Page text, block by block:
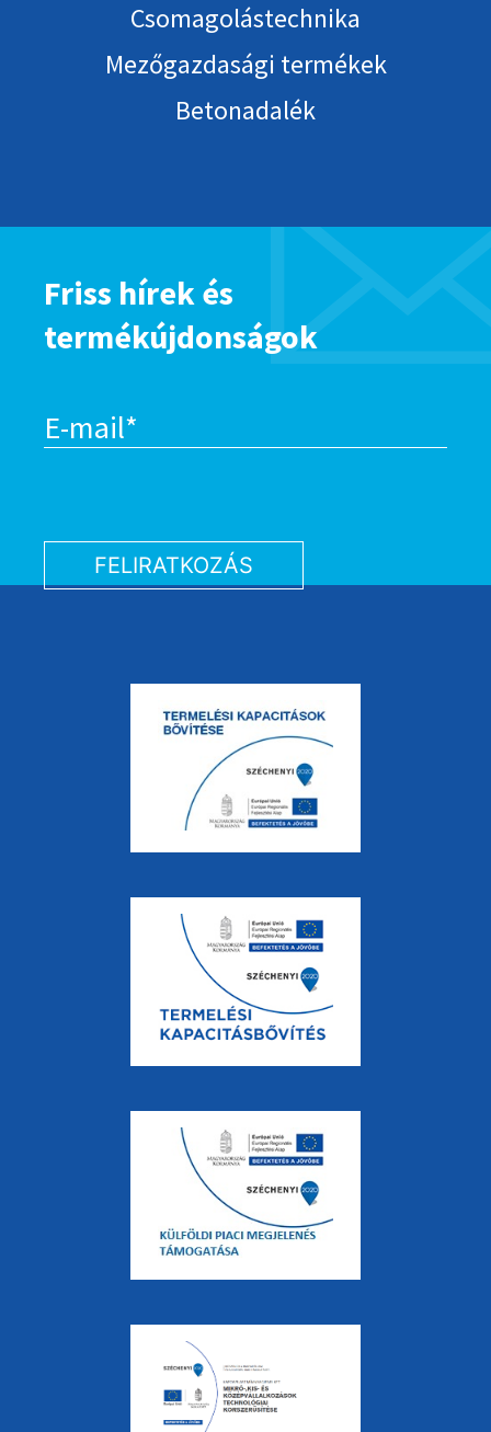
Csomagolástechnika
Mezőgazdasági termékek
Betonadalék
Friss hírek és
termékújdonságok